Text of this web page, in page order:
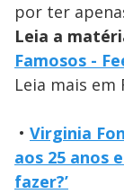
por ter
Leia a
Famosos -
Leia mais em
• Virginia
aos 25 anos
fazer?’